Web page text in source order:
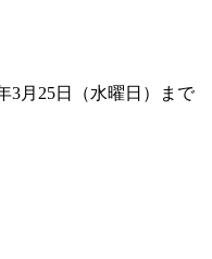
3月25日（水曜日）まで